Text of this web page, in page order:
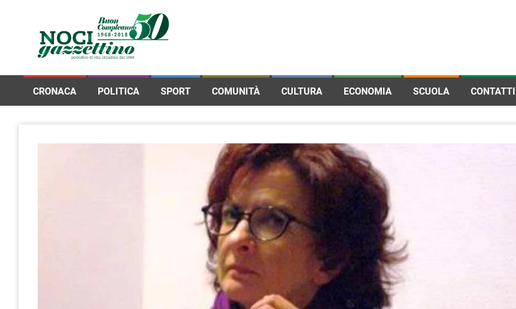
CRONACA POLITICA SPORT COMUNITÀ CULTURA ECONOMIA SCUOLA CONTATTI